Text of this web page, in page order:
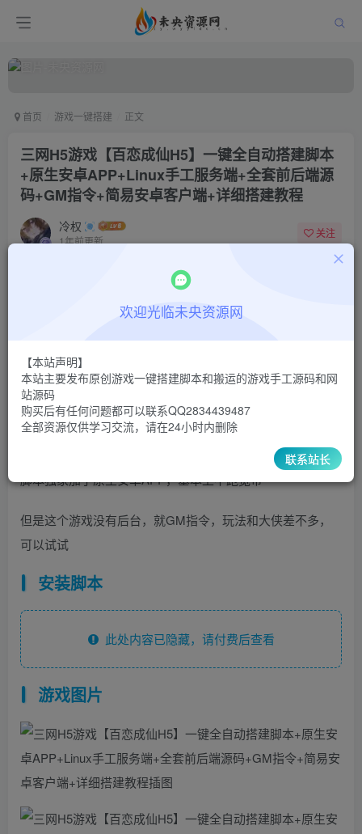
首页 游戏一键搭建 正文
三网H5游戏【百恋成仙H5】一键全自动搭建脚本
+原生安卓APP+Linux手工服务端+全套前后端源
码+GM指令+简易安卓客户端+详细搭建教程
冷权
1年前更新
关注
￥9.9 ￥ 30
脚本独家加了原生安卓APP，基本上不跑宽带
但是这个游戏没有后台，就GM指令，玩法和大侠差不多，
可以试试
安装脚本
此处内容已隐藏，请付费后查看
游戏图片
欢迎光临未央资源网
【本站声明】
本站主要发布原创游戏一键搭建脚本和搬运的游戏手工源码和网
站源码
购买后有任何问题都可以联系QQ2834439487
全部资源仅供学习交流，请在24小时内删除
联系站长